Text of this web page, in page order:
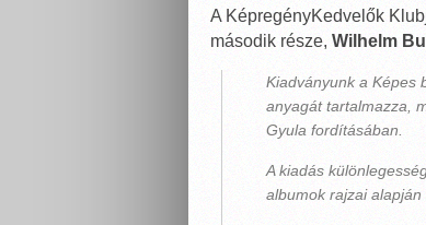
A KépregényKedvelők
második része, Wilhelm
Kiadványunk a Képes
anyagát tartalmazza,
Gyula fordításában.
A kiadás
albumok rajzai alapján